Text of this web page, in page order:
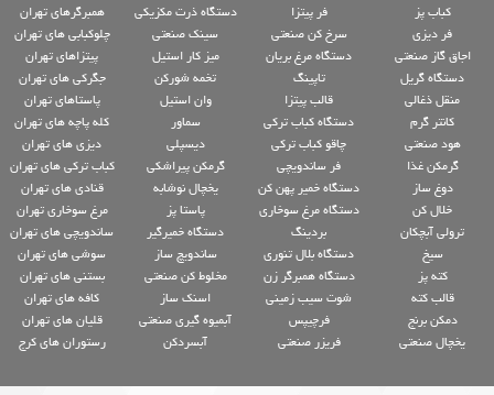
کباب پز
فر دیزی
اجاق گاز صنعتی
دستگاه گریل
منقل ذغالی
کانتر گرم
هود صنعتی
گرمکن غذا
دوغ ساز
خلال کن
ترولی آبچکان
سیخ
کته پز
قالب کته
دمکن برنج
یخچال صنعتی
فر پیتزا
سرخ کن صنعتی
دستگاه مرغ بریان
تاپینگ
قالب پیتزا
دستگاه کباب ترکی
چاقو کباب ترکی
فر ساندویچی
دستگاه خمیر پهن کن
دستگاه مرغ سوخاری
بردینگ
دستگاه بلال تنوری
دستگاه همبرگر زن
شوت سیب زمینی
فرچیپس
فریزر صنعتی
دستگاه ذرت مکزیکی
سینک صنعتی
میز کار استیل
تخمه شورکن
وان استیل
سماور
دیسپلی
گرمکن پیراشکی
یخچال نوشابه
پاستا پز
دستگاه خمیرگیر
ساندویچ ساز
مخلوط کن صنعتی
اسنک ساز
آبمیوه گیری صنعتی
آبسردکن
همبرگرهای تهران
چلوکبابی های تهران
پیتزاهای تهران
جگرکی های تهران
پاستاهای تهران
کله پاچه های تهران
دیزی های تهران
کباب ترکی های تهران
قنادی های تهران
مرغ سوخاری تهران
ساندویچی های تهران
سوشی های تهران
بستنی های تهران
کافه های تهران
قلیان های تهران
رستوران های کرج